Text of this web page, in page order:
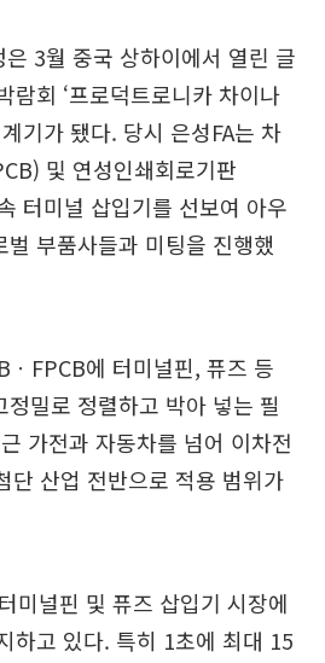
3월 중국 상하이에서 열린 글
람회 ‘프로덕트로니카 차이나
기가 됐다. 당시 은성FA는 차
및 연성인쇄회로기판
터미널 삽입기를 선보여 아우
부품사들과 미팅을 진행했
ㆍFPCB에 터미널핀, 퓨즈 등
밀로 정렬하고 박아 넣는 필
가전과 자동차를 넘어 이차전
단 산업 전반으로 적용 범위가
미널핀 및 퓨즈 삽입기 시장에
하고 있다. 특히 1초에 최대 15